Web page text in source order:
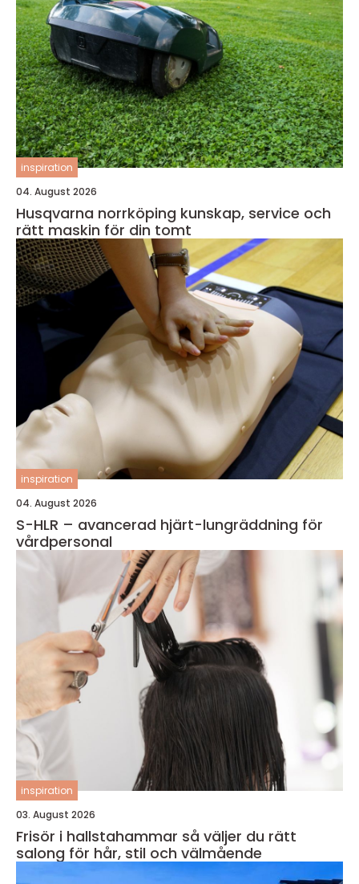
inspiration
04. August 2026
Husqvarna norrköping kunskap, service och
rätt maskin för din tomt
inspiration
04. August 2026
S-HLR – avancerad hjärt-lungräddning för
vårdpersonal
inspiration
03. August 2026
Frisör i hallstahammar så väljer du rätt
salong för hår, stil och välmående